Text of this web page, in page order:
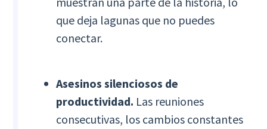
que deja lagunas que no puedes
conectar.
Asesinos silenciosos de
productividad. Las reuniones
consecutivas, los cambios constantes